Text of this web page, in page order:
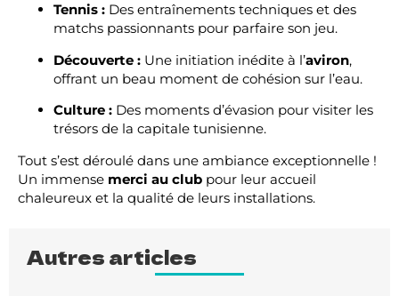
Tennis : Des entraînements techniques et des
matchs passionnants pour parfaire son jeu.
Découverte : Une initiation inédite à l’aviron,
offrant un beau moment de cohésion sur l’eau.
Culture : Des moments d’évasion pour visiter les
trésors de la capitale tunisienne.
Tout s’est déroulé dans une ambiance exceptionnelle !
Un immense merci au club pour leur accueil
chaleureux et la qualité de leurs installations.
Autres articles